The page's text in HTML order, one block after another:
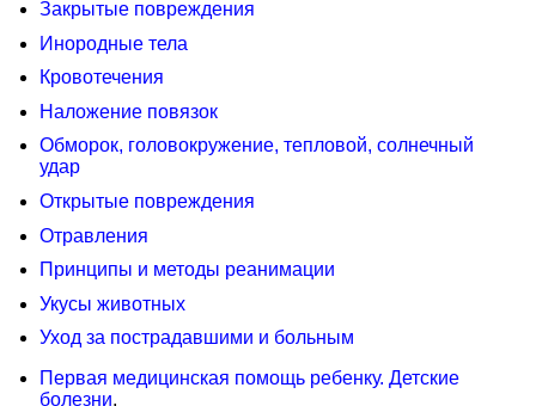
Закрытые повреждения
Инородные тела
Кровотечения
Наложение повязок
Обморок, головокружение, тепловой, солнечный
удар
Открытые повреждения
Отравления
Принципы и методы реанимации
Укусы животных
Уход за пострадавшими и больным
Первая медицинская помощь ребенку. Детские
болезни,